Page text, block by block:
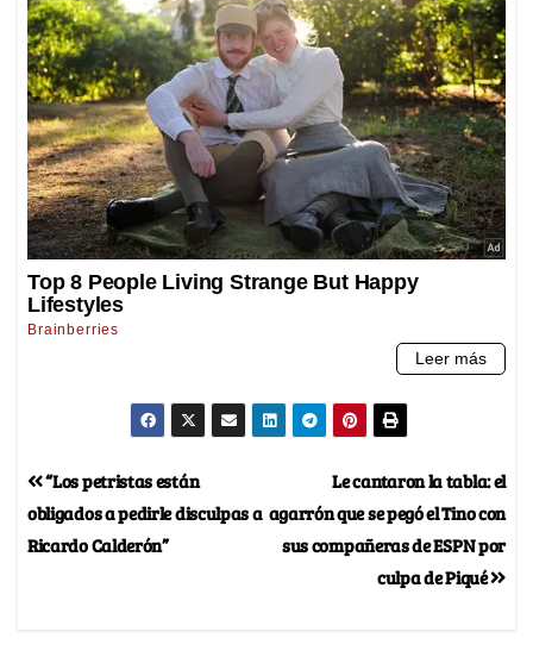
Le cantaron la tabla: el
agarrón que se pegó el Tino con
sus compañeras de ESPN por
culpa de Piqué
“Los petristas están
obligados a pedirle disculpas a
Ricardo Calderón”